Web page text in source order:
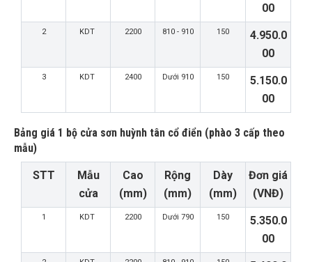
00
2 KDT 2200 810 - 910 150
4.950.0
00
3 KDT 2400 Dưới 910 150
5.150.0
00
Bảng giá 1 bộ cửa sơn huỳnh tân cổ điển (phào 3 cấp theo
mẫu)
STT
Mẫu
cửa
Cao
(mm)
Rộng
(mm)
Dày
(mm)
Đơn giá
(VNĐ)
1 KDT 2200 Dưới 790 150
5.350.0
00